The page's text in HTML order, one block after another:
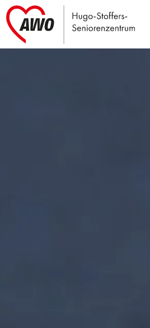
Hugo-Stoffers-